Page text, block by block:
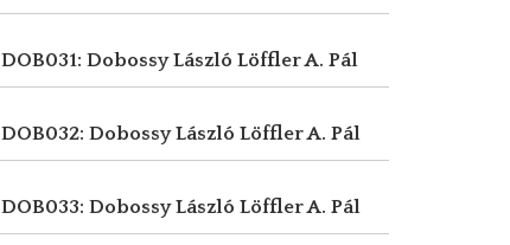
DOB031: Dobossy László Löffler A. Pál
DOB032: Dobossy László Löffler A. Pál
DOB033: Dobossy László Löffler A. Pál